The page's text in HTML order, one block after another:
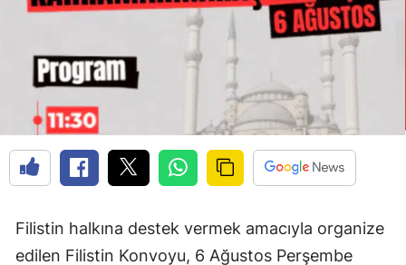
Filistin halkına destek vermek amacıyla organize
edilen Filistin Konvoyu, 6 Ağustos Perşembe